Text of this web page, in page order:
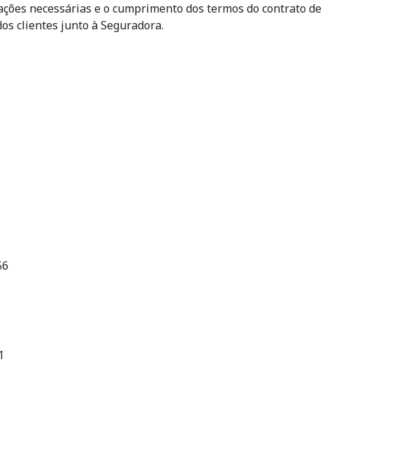
necessárias e o cumprimento dos termos do contrato de
clientes junto à Seguradora.